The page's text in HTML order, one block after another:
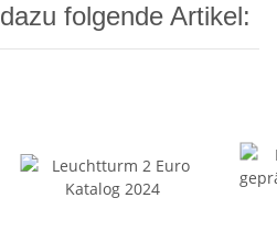
folgende Artikel: